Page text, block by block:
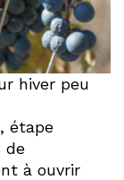
hiver peu
, étape
de
à ouvrir